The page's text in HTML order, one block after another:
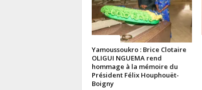
Yamoussoukro : Brice Clotaire
OLIGUI NGUEMA rend
hommage à la mémoire du
Président Félix Houphouët-
Boigny